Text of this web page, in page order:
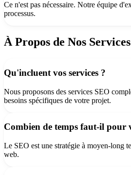
Ce n'est pas nécessaire. Notre équipe
processus.
À Propos de Nos Services
Qu'incluent vos services ?
Nous proposons des services SEO
besoins spécifiques de votre projet.
Combien de temps faut-il pour
Le SEO est une stratégie à moyen-long
web.